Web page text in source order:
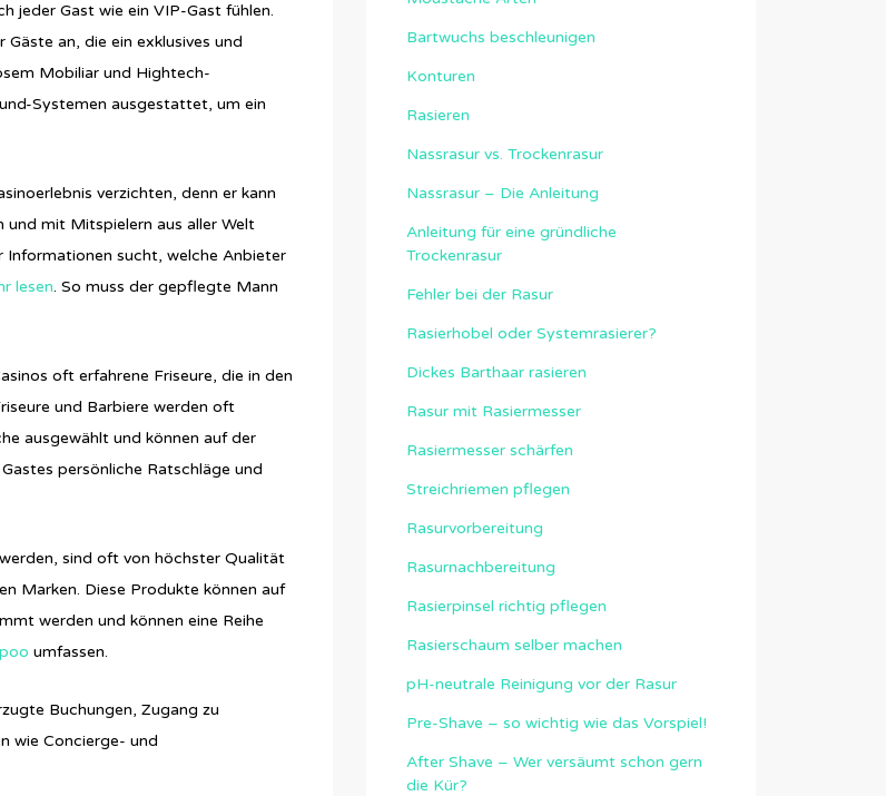
jeder Gast wie ein VIP-Gast fühlen.
an, die ein exklusives und
Mobiliar und Hightech-
Systemen ausgestattet, um ein
verzichten, denn er kann
und mit Mitspielern aus aller Welt
Informationen sucht, welche Anbieter
lesen. So muss der gepflegte Mann
oft erfahrene Friseure, die in den
und Barbiere werden oft
ausgewählt und können auf der
persönliche Ratschläge und
sind oft von höchster Qualität
Marken. Diese Produkte können auf
werden und können eine Reihe
umfassen.
Buchungen, Zugang zu
wie Concierge- und
Bartwuchs beschleunigen
Konturen
Rasieren
Nassrasur vs. Trockenrasur
Nassrasur – Die Anleitung
Anleitung für eine gründliche
Trockenrasur
Fehler bei der Rasur
Rasierhobel oder Systemrasierer?
Dickes Barthaar rasieren
Rasur mit Rasiermesser
Rasiermesser schärfen
Streichriemen pflegen
Rasurvorbereitung
Rasurnachbereitung
Rasierpinsel richtig pflegen
Rasierschaum selber machen
pH-neutrale Reinigung vor der Rasur
Pre-Shave – so wichtig wie das Vorspiel!
After Shave – Wer versäumt schon gern
die Kür?